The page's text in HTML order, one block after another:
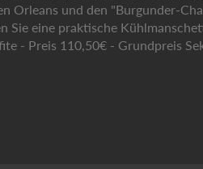
Orleans und den "Burgunder-
Sie eine praktische
- Preis 110,50€ - Grundpreis